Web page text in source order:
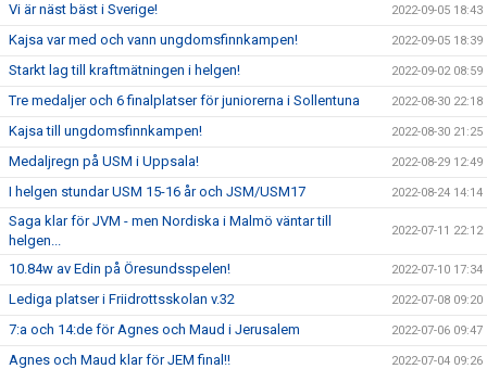
Vi är näst bäst i Sverige! 2022-09-05 18:43
Kajsa var med och vann ungdomsfinnkampen! 2022-09-05 18:39
Starkt lag till kraftmätningen i helgen! 2022-09-02 08:59
Tre medaljer och 6 finalplatser för juniorerna i Sollentuna 2022-08-30 22:18
Kajsa till ungdomsfinnkampen! 2022-08-30 21:25
Medaljregn på USM i Uppsala! 2022-08-29 12:49
I helgen stundar USM 15-16 år och JSM/USM17 2022-08-24 14:14
Saga klar för JVM - men Nordiska i Malmö väntar till
helgen...
2022-07-11 22:12
10.84w av Edin på Öresundsspelen! 2022-07-10 17:34
Lediga platser i Friidrottsskolan v.32 2022-07-08 09:20
7:a och 14:de för Agnes och Maud i Jerusalem 2022-07-06 09:47
Agnes och Maud klar för JEM final!! 2022-07-04 09:26